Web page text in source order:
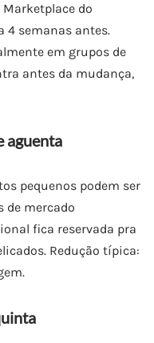
do
4 semanas antes.
em grupos de
antes da mudança,
aguenta
pequenos podem ser
de mercado
fica reservada pra
Redução típica: